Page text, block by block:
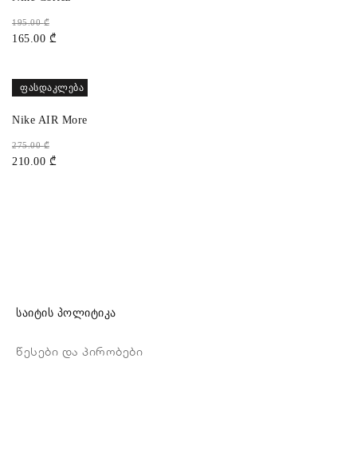
195.00₾
165.00 ₾
ᲤᲐᲡᲓᲐᲙᲚᲔᲑᲐ
Nike AIR More Uptempo
275.00₾
210.00 ₾
საიტის პოლიტიკა
წესები და პირობები